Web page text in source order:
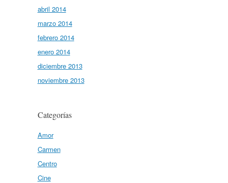
abril 2014
marzo 2014
febrero 2014
enero 2014
diciembre 2013
noviembre 2013
Categorías
Amor
Carmen
Centro
Cine